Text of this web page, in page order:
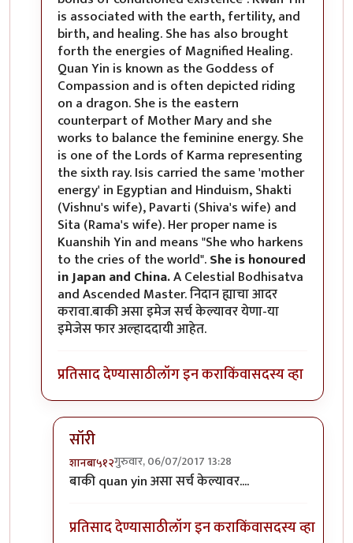
is associated with the earth, fertility, and
birth, and healing. She has also brought
forth the energies of Magnified Healing.
Quan Yin is known as the Goddess of
Compassion and is often depicted riding
on a dragon. She is the eastern
counterpart of Mother Mary and she
works to balance the feminine energy. She
is one of the Lords of Karma representing
the sixth ray. Isis carried the same 'mother
energy' in Egyptian and Hinduism, Shakti
(Vishnu's wife), Pavarti (Shiva's wife) and
Sita (Rama's wife). Her proper name is
Kuanshih Yin and means "She who harkens
to the cries of the world".She is honoured
in Japan and China.A Celestial Bodhisatva
and Ascended Master. निदान ह्याचा आदर
करावा.बाकी असा इमेज सर्च केल्यावर येणा-या
इमेजेस फार अल्हाददायी आहेत.
प्रतिसाद देण्यासाठीलॉग इन कराकिंवासदस्य व्हा
सॉरी
शानबा५१२गुरुवार, 06/07/2017 13:28
In reply toQuan Yin, the great goddess
बाकी quan yin असा सर्च केल्यावर....
प्रतिसाद देण्यासाठीलॉग इन कराकिंवासदस्य व्हा